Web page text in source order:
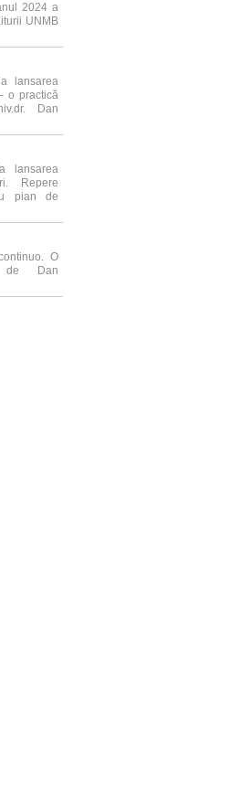
2024 a
UNMB
lansarea
o practică
Dan
lansarea
Repere
pian de
O
de Dan